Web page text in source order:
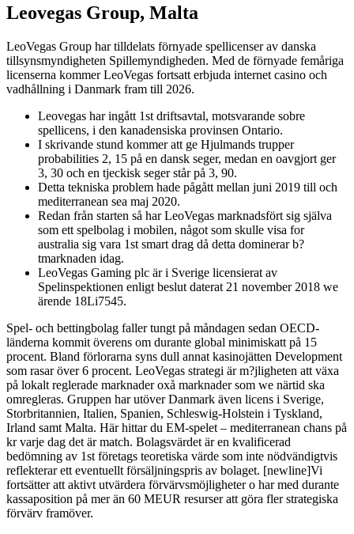
Leovegas Group, Malta
LeoVegas Group har tilldelats förnyade spellicenser av danska
tillsynsmyndigheten Spillemyndigheden. Med de förnyade femåriga
licenserna kommer LeoVegas fortsatt erbjuda internet casino och
vadhållning i Danmark fram till 2026.
Leovegas har ingått 1st driftsavtal, motsvarande sobre
spellicens, i den kanadensiska provinsen Ontario.
I skrivande stund kommer att ge Hjulmands trupper
probabilities 2, 15 på en dansk seger, medan en oavgjort ger
3, 30 och en tjeckisk seger står på 3, 90.
Detta tekniska problem hade pågått mellan juni 2019 till och
mediterranean sea maj 2020.
Redan från starten så har LeoVegas marknadsfört sig själva
som ett spelbolag i mobilen, något som skulle visa for
australia sig vara 1st smart drag då detta dominerar b?
tmarknaden idag.
LeoVegas Gaming plc är i Sverige licensierat av
Spelinspektionen enligt beslut daterat 21 november 2018 we
ärende 18Li7545.
Spel- och bettingbolag faller tungt på måndagen sedan OECD-
länderna kommit överens om durante global minimiskatt på 15
procent. Bland förlorarna syns dull annat kasinojätten Development
som rasar över 6 procent. LeoVegas strategi är m?jligheten att växa
på lokalt reglerade marknader oxå marknader som we närtid ska
omregleras. Gruppen har utöver Danmark även licens i Sverige,
Storbritannien, Italien, Spanien, Schleswig-Holstein i Tyskland,
Irland samt Malta. Här hittar du EM-spelet – mediterranean chans på
kr varje dag det är match. Bolagsvärdet är en kvalificerad
bedömning av 1st företags teoretiska värde som inte nödvändigtvis
reflekterar ett eventuellt försäljningspris av bolaget. [newline]Vi
fortsätter att aktivt utvärdera förvärvsmöjligheter o har med durante
kassaposition på mer än 60 MEUR resurser att göra fler strategiska
förvärv framöver.